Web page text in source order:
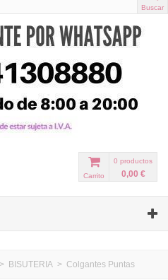
Buscar
0 productos
0,00 €
Carrito
> BISUTERIA > Colgantes Puntas